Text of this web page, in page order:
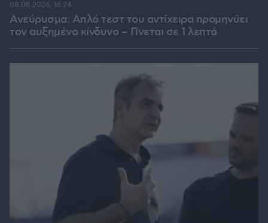
Ανεύρυσμα: Απλό τεστ του αντίχειρα προμηνύει
τον αυξημένο κίνδυνο – Γίνεται σε 1 λεπτό
08.08.2026, 16:24